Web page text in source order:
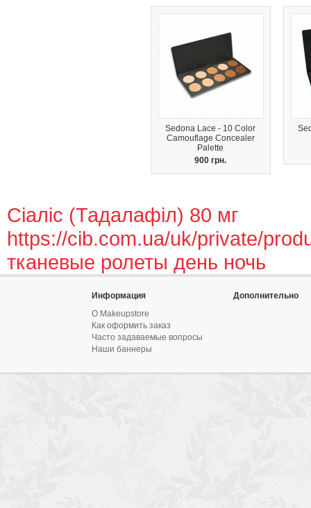
Sedona Lace - 10 Color
Camouflage Concealer
Palette
900 грн.
Сіаліс (Тадалафіл) 80 мг
https://cib.com.ua/uk/private/
тканевые ролеты день ночь
Информация
О Makeupstore
Как оформить заказ
Часто задаваемые вопросы
Наши баннеры
Дополнительно